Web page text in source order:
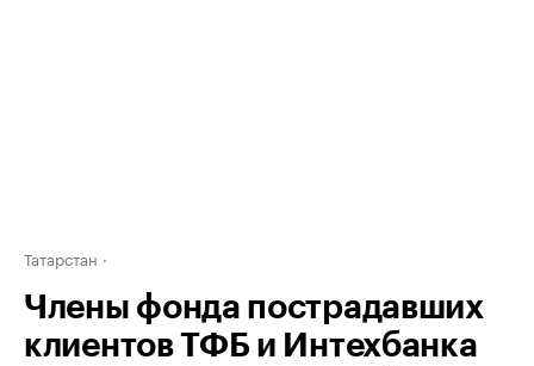
Татарстан
Члены фонда пострадавших
клиентов ТФБ и Интехбанка